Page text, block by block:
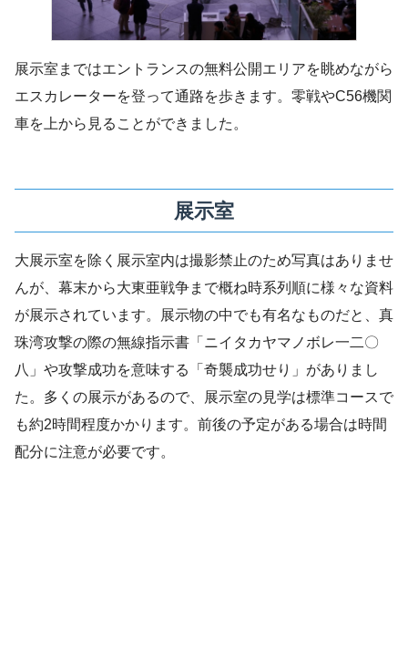
展示室まではエントランスの無料公開エリアを眺めながら
エスカレーターを登って通路を歩きます。零戦やC56機関
車を上から見ることができました。
展示室
大展示室を除く展示室内は撮影禁止のため写真はありませ
んが、幕末から大東亜戦争まで概ね時系列順に様々な資料
が展示されています。展示物の中でも有名なものだと、真
珠湾攻撃の際の無線指示書「ニイタカヤマノボレ一二〇
八」や攻撃成功を意味する「奇襲成功せり」がありまし
た。多くの展示があるので、展示室の見学は標準コースで
も約2時間程度かかります。前後の予定がある場合は時間
配分に注意が必要です。